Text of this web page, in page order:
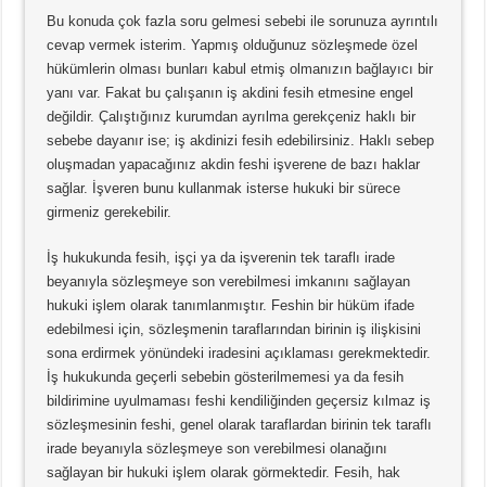
Bu konuda çok fazla soru gelmesi sebebi ile sorunuza ayrıntılı
cevap vermek isterim. Yapmış olduğunuz sözleşmede özel
hükümlerin olması bunları kabul etmiş olmanızın bağlayıcı bir
yanı var. Fakat bu çalışanın iş akdini fesih etmesine engel
değildir. Çalıştığınız kurumdan ayrılma gerekçeniz haklı bir
sebebe dayanır ise; iş akdinizi fesih edebilirsiniz. Haklı sebep
oluşmadan yapacağınız akdin feshi işverene de bazı haklar
sağlar. İşveren bunu kullanmak isterse hukuki bir sürece
girmeniz gerekebilir.
İş hukukunda fesih, işçi ya da işverenin tek taraflı irade
beyanıyla sözleşmeye son verebilmesi imkanını sağlayan
hukuki işlem olarak tanımlanmıştır. Feshin bir hüküm ifade
edebilmesi için, sözleşmenin taraflarından birinin iş ilişkisini
sona erdirmek yönündeki iradesini açıklaması gerekmektedir.
İş hukukunda geçerli sebebin gösterilmemesi ya da fesih
bildirimine uyulmaması feshi kendiliğinden geçersiz kılmaz iş
sözleşmesinin feshi, genel olarak taraflardan birinin tek taraflı
irade beyanıyla sözleşmeye son verebilmesi olanağını
sağlayan bir hukuki işlem olarak görmektedir. Fesih, hak